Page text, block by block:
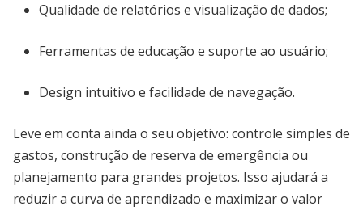
Qualidade de relatórios e visualização de dados;
Ferramentas de educação e suporte ao usuário;
Design intuitivo e facilidade de navegação.
Leve em conta ainda o seu objetivo: controle simples de
gastos, construção de reserva de emergência ou
planejamento para grandes projetos. Isso ajudará a
reduzir a curva de aprendizado e maximizar o valor